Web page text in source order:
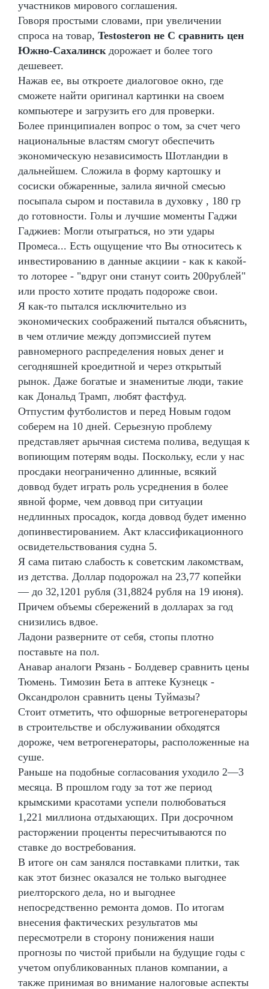
участников мирового соглашения.
Говоря простыми словами, при увеличении
спроса на товар, Testosteron не C сравнить цен
Южно-Сахалинск дорожает и более того
дешевеет.
Нажав ее, вы откроете диалоговое окно, где
сможете найти оригинал картинки на своем
компьютере и загрузить его для проверки.
Более принципиален вопрос о том, за счет чего
национальные властям смогут обеспечить
экономическую независимость Шотландии в
дальнейшем. Сложила в форму картошку и
сосиски обжаренные, залила яичной смесью
посыпала сыром и поставила в духовку , 180 гр
до готовности. Голы и лучшие моменты Гаджи
Гаджиев: Могли отыграться, но эти удары
Промеса... Есть ощущение что Вы относитесь к
инвестированию в данные акциии - как к какой-
то лоторее - "вдруг они станут соить 200рублей"
или просто хотите продать подороже свои.
Я как-то пытался исключительно из
экономических соображений пытался объяснить,
в чем отличие между допэмиссией путем
равномерного распределения новых денег и
сегодняшней кроедитной и через открытый
рынок. Даже богатые и знаменитые люди, такие
как Дональд Трамп, любят фастфуд.
Отпустим футболистов и перед Новым годом
соберем на 10 дней. Серьезную проблему
представляет арычная система полива, ведущая к
вопиющим потерям воды. Поскольку, если у нас
просдаки неограниченно длинные, всякий
доввод будет играть роль усреднения в более
явной форме, чем доввод при ситуации
недлинных просадок, когда доввод будет именно
допинвестированием. Акт классификационного
освидетельствования судна 5.
Я сама питаю слабость к советским лакомствам,
из детства. Доллар подорожал на 23,77 копейки
— до 32,1201 рубля (31,8824 рубля на 19 июня).
Причем объемы сбережений в долларах за год
снизились вдвое.
Ладони разверните от себя, стопы плотно
поставьте на пол.
Анавар аналоги Рязань - Болдевер сравнить цены
Тюмень. Tимозин Бета в аптеке Кузнецк -
Оксандролон сравнить цены Туймазы?
Стоит отметить, что офшорные ветрогенераторы
в строительстве и обслуживании обходятся
дороже, чем ветрогенераторы, расположенные на
суше.
Раньше на подобные согласования уходило 2—3
месяца. В прошлом году за тот же период
крымскими красотами успели полюбоваться
1,221 миллиона отдыхающих. При досрочном
расторжении проценты пересчитываются по
ставке до востребования.
В итоге он сам занялся поставками плитки, так
как этот бизнес оказался не только выгоднее
риелторского дела, но и выгоднее
непосредственно ремонта домов. По итогам
внесения фактических результатов мы
пересмотрели в сторону понижения наши
прогнозы по чистой прибыли на будущие годы с
учетом опубликованных планов компании, а
также принимая во внимание налоговые аспекты